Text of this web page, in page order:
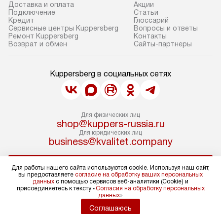
Доставка и оплата
Подключение
Кредит
Сервисные центры Kuppersberg
Ремонт Kuppersberg
Возврат и обмен
Акции
Cтатьи
Глоссарий
Вопросы и ответы
Контакты
Сайты-партнеры
Kuppersberg в социальных сетях
Для физических лиц
shop@kuppers-russia.ru
Для юридических лиц
business@kvalitet.company
НАПИСАТЬ РУКОВОДСТВУ
Политика конфиденциальности
Условия продажи
Карта сайта
Для работы нашего сайта используются cookie. Используя наш сайт,
вы предоставляете согласие на обработку ваших персональных
данных с помощью сервисов веб-аналитики (Cookie) и
присоединяетесь к тексту «Согласия на обработку персональных
данных»
Соглашаюсь